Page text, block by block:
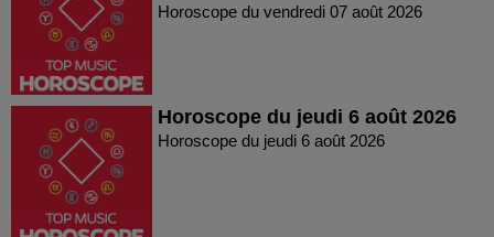
Horoscope du vendredi 07 août 2026
Horoscope du jeudi 6 août 2026
Horoscope du jeudi 6 août 2026